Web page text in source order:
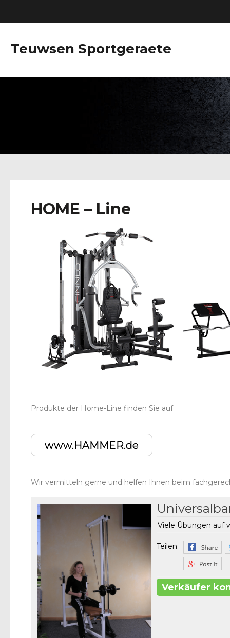
Teuwsen Sportgeraete
HOME – Line
Produkte der Home-Line finden Sie auf
www.HAMMER.de
Wir vermitteln gerne und helfen Ihnen beim
Viele Übungen auf
Teilen:
Verkäufer